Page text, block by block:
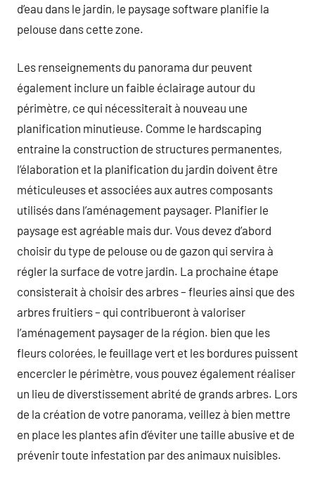
d’eau dans le jardin, le paysage software planifie la
pelouse dans cette zone.
Les renseignements du panorama dur peuvent
également inclure un faible éclairage autour du
périmètre, ce qui nécessiterait à nouveau une
planification minutieuse. Comme le hardscaping
entraine la construction de structures permanentes,
l’élaboration et la planification du jardin doivent être
méticuleuses et associées aux autres composants
utilisés dans l’aménagement paysager. Planifier le
paysage est agréable mais dur. Vous devez d’abord
choisir du type de pelouse ou de gazon qui servira à
régler la surface de votre jardin. La prochaine étape
consisterait à choisir des arbres – fleuries ainsi que des
arbres fruitiers – qui contribueront à valoriser
l’aménagement paysager de la région. bien que les
fleurs colorées, le feuillage vert et les bordures puissent
encercler le périmètre, vous pouvez également réaliser
un lieu de diverstissement abrité de grands arbres. Lors
de la création de votre panorama, veillez à bien mettre
en place les plantes afin d’éviter une taille abusive et de
prévenir toute infestation par des animaux nuisibles.